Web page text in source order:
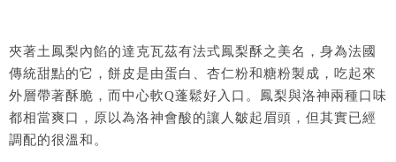
夾著土鳳梨內餡的達克瓦茲有法式鳳梨酥之美名，身為法國
傳統甜點的它，餅皮是由蛋白、杏仁粉和糖粉製成，吃起來
外層帶著酥脆，而中心軟Q蓬鬆好入口。鳳梨與洛神兩種口味
都相當爽口，原以為洛神會酸的讓人皺起眉頭，但其實已經
調配的很溫和。